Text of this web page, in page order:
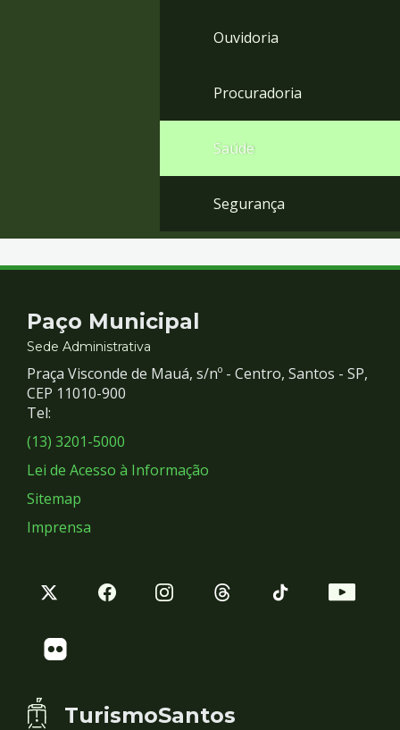
Ouvidoria
Procuradoria
Saúde
Segurança
Contato
e
Redes
Sociais
Paço Municipal
Sede Administrativa
Praça Visconde de Mauá, s/nº - Centro, Santos - SP,
CEP 11010-900
Tel:
(13) 3201-5000
Lei de Acesso à Informação
Sitemap
Imprensa
TurismoSantos